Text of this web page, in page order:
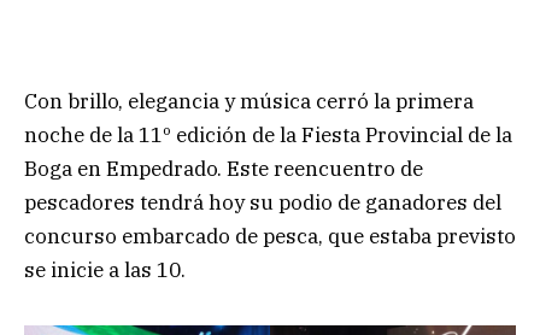
Con brillo, elegancia y música cerró la primera
noche de la 11º edición de la Fiesta Provincial de la
Boga en Empedrado. Este reencuentro de
pescadores tendrá hoy su podio de ganadores del
concurso embarcado de pesca, que estaba previsto
se inicie a las 10.